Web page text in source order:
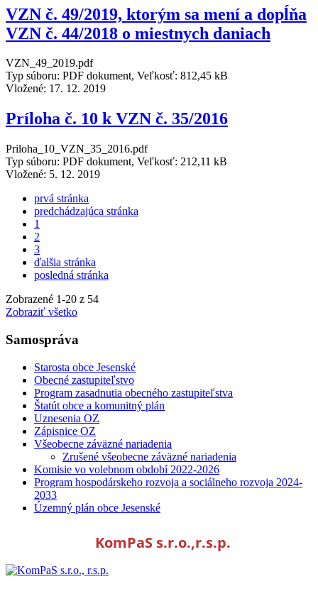
VZN č. 49/2019, ktorým sa mení a dopĺňa
VZN č. 44/2018 o miestnych daniach
VZN_49_2019.pdf
Typ súboru: PDF dokument, Veľkosť: 812,45 kB
Vložené: 17. 12. 2019
Príloha č. 10 k VZN č. 35/2016
Priloha_10_VZN_35_2016.pdf
Typ súboru: PDF dokument, Veľkosť: 212,11 kB
Vložené: 5. 12. 2019
prvá stránka
predchádzajúca stránka
1
2
3
ďalšia stránka
posledná stránka
Zobrazené 1-20 z 54
Zobraziť všetko
Samospráva
Starosta obce Jesenské
Obecné zastupiteľstvo
Program zasadnutia obecného zastupiteľstva
Štatút obce a komunitný plán
Uznesenia OZ
Zápisnice OZ
Všeobecne záväzné nariadenia
Zrušené všeobecne záväzné nariadenia
Komisie vo volebnom období 2022-2026
Program hospodárskeho rozvoja a sociálneho rozvoja 2024-
2033
Územný plán obce Jesenské
KomPaS s.r.o.,r.s.p.